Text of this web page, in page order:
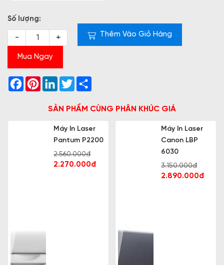
Số lượng:
- + Thêm Vào Giỏ Hàng
Mua Ngay
Facebook
PinterestLinkedInTwitter
SẢN PHẨM CÙNG PHÂN KHÚC GIÁ
Máy In Laser
Pantum P2200
2.560.000đ
2.270.000đ
Máy In Laser
Canon LBP
6030
3.150.000đ
2.890.000đ